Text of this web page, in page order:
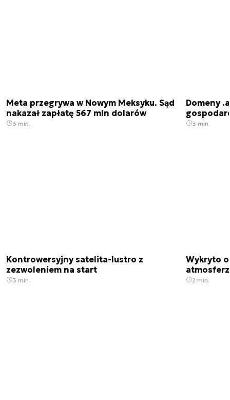
Meta przegrywa w Nowym Meksyku. Sąd
nakazał zapłatę 567 mln dolarów
3 min.
Domeny
3 min.
Kontrowersyjny satelita-lustro z
zezwoleniem na start
3 min.
Wykryto
2 min.